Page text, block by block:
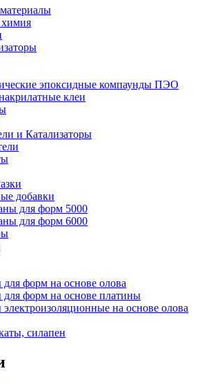
эпоксидные компаунды ПЭО
клеи
и Катализаторы
добавки
для форм 5000
для форм 6000
форм на основе олова
форм на основе платины
на основе олова
силапен